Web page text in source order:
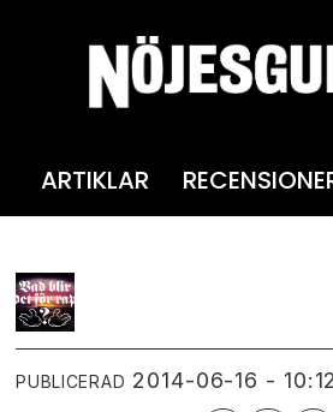
ARTIKLAR
PUBLICERAD 2014-06-16 - 10:12